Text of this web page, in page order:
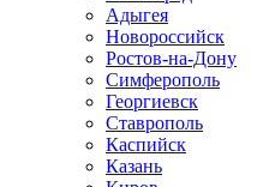
Адыгея
Новороссийск
Ростов-на-Дону
Симферополь
Георгиевск
Ставрополь
Каспийск
Казань